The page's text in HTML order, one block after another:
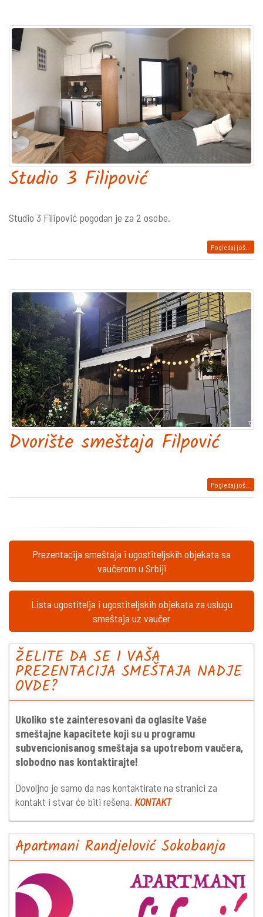
Studio 3 Filipović
Studio 3 Filipović pogodan je za 2 osobe.
Pogledaj još...
Dvorište smeštaja Filpović
Pogledaj još...
Prezentacija smeštaja i ugostiteljskih objekata sa
vaučerom u Srbiji
Lista ugostitelja i ugostiteljskih objekata za uslugu
smeštaja uz vaučer
ŽELITE DA SE I VAŠA
PREZENTACIJA SMEŠTAJA NADJE
OVDE?
Ukoliko ste zainteresovani da oglasite Vaše
smeštajne kapacitete koji su u programu
subvencionisanog smeštaja sa upotrebom vaučera,
slobodno nas kontaktirajte!
Dovoljno je samo da nas kontaktirate na stranici za
kontakt i stvar će biti rešena. KONTAKT
Apartmani Randjelović Sokobanja